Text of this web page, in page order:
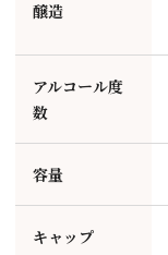
醸造
アルコール度
数
容量
キャップ